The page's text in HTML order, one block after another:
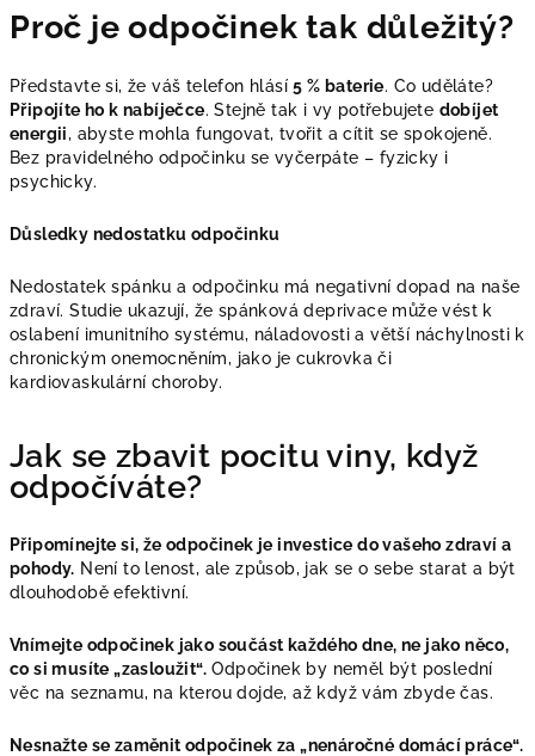
Proč je odpočinek tak důležitý?
Představte si, že váš telefon hlásí5 % baterie. Co uděláte?
Připojíte ho k nabíječce. Stejně tak i vy potřebujete dobíjet
energii, abyste mohla fungovat, tvořit a cítit se spokojeně.
Bez pravidelného odpočinku se vyčerpáte – fyzicky i
psychicky.
Důsledky nedostatku odpočinku
Nedostatek spánku a odpočinku má negativní dopad na naše
zdraví. Studie ukazují, že spánková deprivace může vést k
oslabení imunitního systému, náladovosti a větší náchylnosti k
chronickým onemocněním, jako je cukrovka či
kardiovaskulární choroby.
Jak se zbavit pocitu viny, když
odpočíváte?
Připomínejte si, že odpočinek je investice do vašeho zdraví a
pohody. Není to lenost, ale způsob, jak se o sebe starat a být
dlouhodobě efektivní.
Vnímejte odpočinek jako součást každého dne, ne jako něco,
co si musíte „zasloužit“. Odpočinek by neměl být poslední
věc na seznamu, na kterou dojde, až když vám zbyde čas.
Nesnažte se zaměnit odpočinek za „nenáročné domácí práce“.